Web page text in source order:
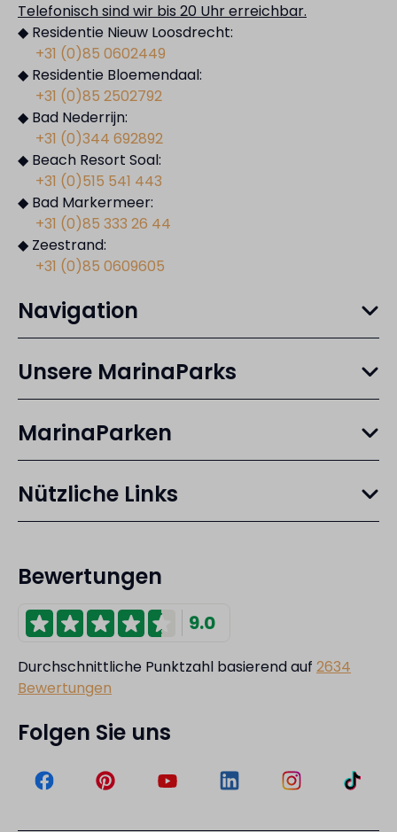
Telefonisch sind wir bis 20 Uhr erreichbar.
◆ Residentie Nieuw Loosdrecht:
+31 (0)85 0602449
◆ Residentie Bloemendaal:
+31 (0)85 2502792
◆ Bad Nederrijn:
+31 (0)344 692892
◆ Beach Resort Soal:
+31 (0)515 541 443
◆ Bad Markermeer:
+31 (0)85 333 26 44
◆ Zeestrand:
+31 (0)85 0609605
Navigation
Unsere MarinaParks
MarinaParken
Nützliche Links
Bewertungen
9.0
Durchschnittliche Punktzahl basierend auf 2634
Bewertungen
Folgen Sie uns